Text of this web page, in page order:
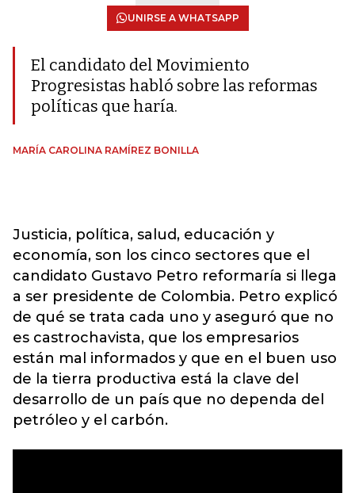
UNIRSE A WHATSAPP
El candidato del Movimiento
Progresistas habló sobre las reformas
políticas que haría.
MARÍA CAROLINA RAMÍREZ BONILLA
Justicia, política, salud, educación y
economía, son los cinco sectores que el
candidato Gustavo Petro reformaría si llega
a ser presidente de Colombia. Petro explicó
de qué se trata cada uno y aseguró que no
es castrochavista, que los empresarios
están mal informados y que en el buen uso
de la tierra productiva está la clave del
desarrollo de un país que no dependa del
petróleo y el carbón.